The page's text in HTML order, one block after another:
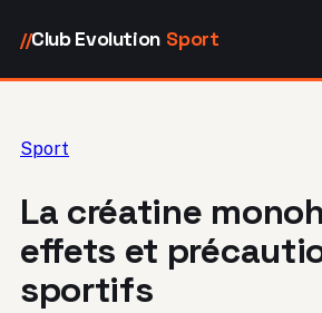
//Club Evolution Sport
Sport
La créatine
effets et
sportifs